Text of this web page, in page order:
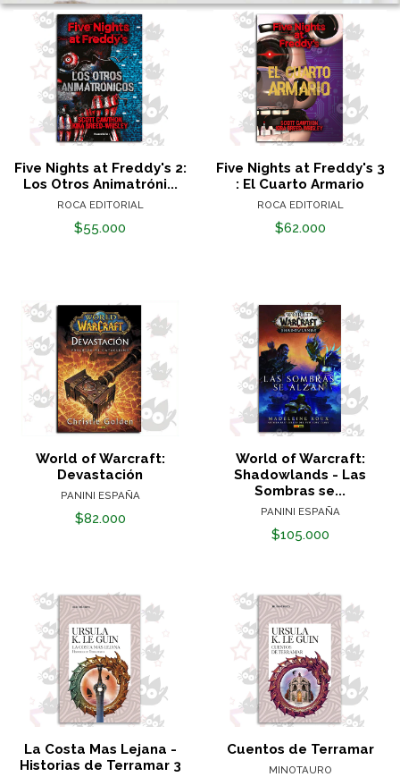
Five Nights at Freddy's 2:
Los Otros Animatróni...
ROCA EDITORIAL
$55.000
Five Nights at Freddy's 3
: El Cuarto Armario
ROCA EDITORIAL
$62.000
World of Warcraft:
Devastación
PANINI ESPAÑA
$82.000
World of Warcraft:
Shadowlands - Las
Sombras se...
PANINI ESPAÑA
$105.000
La Costa Mas Lejana -
Historias de Terramar 3
Cuentos de Terramar
MINOTAURO